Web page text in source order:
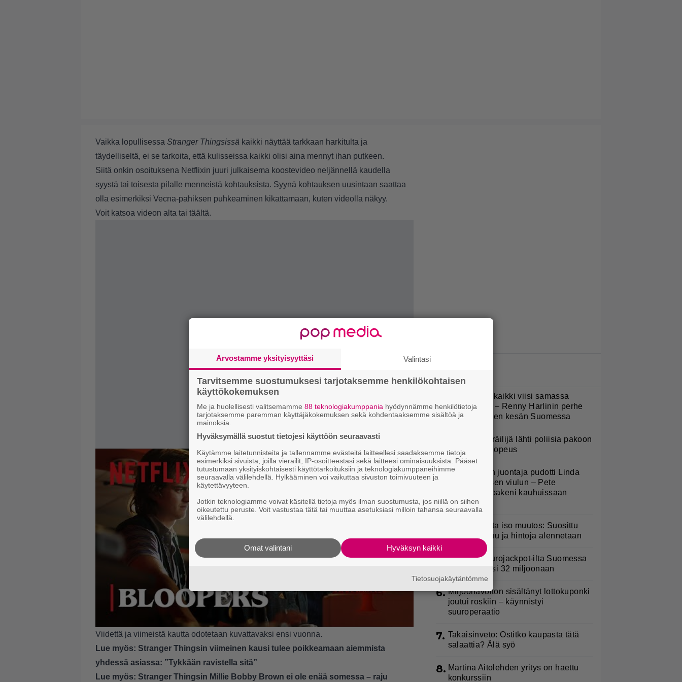
Vaikka lopullisessa Stranger Thingsissä kaikki näyttää tarkkaan harkitulta ja
täydelliseltä, ei se tarkoita, että kulisseissa kaikki olisi aina mennyt ihan putkeen.
Siitä onkin osoituksena Netflixin juuri julkaisema koostevideo neljännellä kaudella
syystä tai toisesta pilalle menneistä kohtauksista. Syynä kohtauksen uusintaan saattaa
olla esimerkiksi Vecna-pahiksen puhkeaminen kikattamaan, kuten videolla näkyy.
Voit katsoa videon alta tai täältä.
Viidettä ja viimeistä kautta odotetaan kuvattavaksi ensi vuonna.
Lue myös: Stranger Thingsin viimeinen kausi tulee poikkeamaan aiemmista
yhdessä asiassa: ”Tykkään ravistella sitä”
Lue myös: Stranger Thingsin Millie Bobby Brown ei ole enää somessa – raju
”Nukuimme kaikki viisi samassa
huoneessa” – Renny Harlinin perhe
vietti unelmien kesän Suomessa
Moottoripyöräilijä lähti poliisia pakoon
– huima ylinopeus
3. Tv-ohjelman juontaja pudotti Linda
Lampeniuksen viulun – Pete
Parkkonen pakeni kauhuissaan
paikalta
Hesburgerilta iso muutos: Suosittu
ateria poistuu ja hintoja alennetaan
5. Johan oli Eurojackpot-ilta Suomessa
– potti kohosi 32 miljoonaan
6. Miljoonavoiton sisältänyt lottokuponki
joutui roskiin – käynnistyi
suuroperaatio
7. Takaisinveto: Ostitko kaupasta tätä
salaattia? Älä syö
8. Martina Aitolehden yritys on haettu
konkurssiin
Arvostamme yksityisyyttäsi Valintasi
Tarvitsemme suostumuksesi tarjotaksemme henkilökohtaisen
käyttökokemuksen
Me ja huolellisesti valitsemamme 88 teknologiakumppania hyödynnämme henkilötietoja
tarjotaksemme paremman käyttäjäkokemuksen sekä kohdentaaksemme sisältöä ja
mainoksia.
Hyväksymällä suostut tietojesi käyttöön seuraavasti
Käytämme laitetunnisteita ja tallennamme evästeitä laitteellesi saadaksemme tietoja
esimerkiksi sivuista, joilla vierailit, IP-osoitteestasi sekä laitteesi ominaisuuksista. Pääset
tutustumaan yksityiskohtaisesti käyttötarkoituksiin ja teknologiakumppaneihimme
seuraavalla välilehdellä. Hylkääminen voi vaikuttaa sivuston toimivuuteen ja
käytettävyyteen.
Jotkin teknologiamme voivat käsitellä tietoja myös ilman suostumusta, jos niillä on siihen
oikeutettu peruste. Voit vastustaa tätä tai muuttaa asetuksiasi milloin tahansa seuraavalla
välilehdellä.
Hyväksyn kaikki
Omat valintani
Tietosuojakäytäntömme